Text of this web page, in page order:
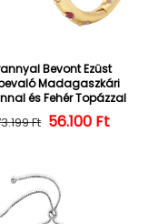
Bevont Ezüst
Madagaszkári
és Fehér Topázzal
Normál ár
Ft 56.100 Ft